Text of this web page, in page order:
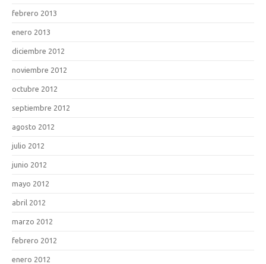
febrero 2013
enero 2013
diciembre 2012
noviembre 2012
octubre 2012
septiembre 2012
agosto 2012
julio 2012
junio 2012
mayo 2012
abril 2012
marzo 2012
febrero 2012
enero 2012